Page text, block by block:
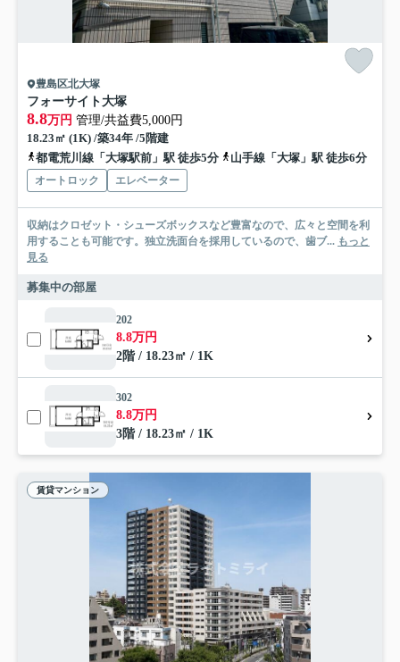
豊島区北大塚
フォーサイト大塚
8.8万円 管理/共益費5,000円
18.23㎡ (1K) /築34年 /5階建
都電荒川線「大塚駅前」駅 徒歩5分
山手線「大塚」駅 徒歩6分
オートロック エレベーター
収納はクロゼット・シューズボックスなど豊富なので、広々と空間を利
用することも可能です。独立洗面台を採用しているので、歯ブ... もっと
見る
募集中の部屋
202
8.8万円
2階 / 18.23㎡ / 1K
302
8.8万円
3階 / 18.23㎡ / 1K
賃貸マンション